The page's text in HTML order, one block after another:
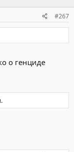
#267
о генциде